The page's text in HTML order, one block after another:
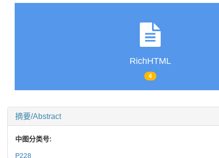
RichHTML
4
摘要/Abstract
中图分类号:
P228